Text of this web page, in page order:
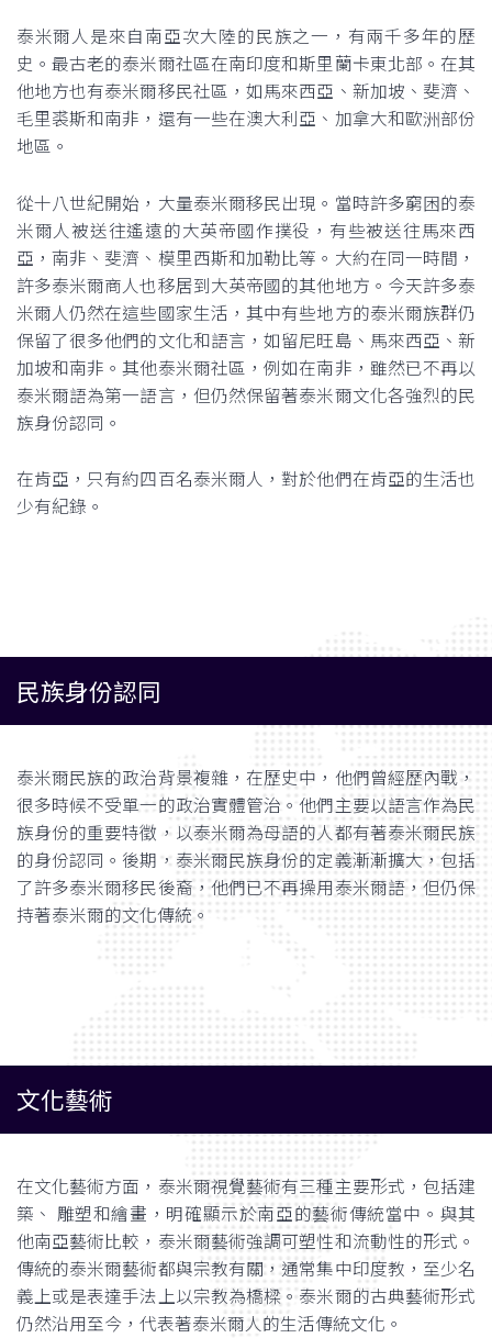
泰米爾人是來自南亞次大陸的民族之一，有兩千多年的歷
史。最古老的泰米爾社區在南印度和斯里蘭卡東北部。在其
他地方也有泰米爾移民社區，如馬來西亞、新加坡、斐濟、
毛里裘斯和南非，還有一些在澳大利亞、加拿大和歐洲部份
地區。
從十八世紀開始，大量泰米爾移民出現。當時許多窮困的泰
米爾人被送往遙遠的大英帝國作撲役，有些被送往馬來西
亞，南非、斐濟、模里西斯和加勒比等。大約在同一時間，
許多泰米爾商人也移居到大英帝國的其他地方。今天許多泰
米爾人仍然在這些國家生活，其中有些地方的泰米爾族群仍
保留了很多他們的文化和語言，如留尼旺島、馬來西亞、新
加坡和南非。其他泰米爾社區，例如在南非，雖然已不再以
泰米爾語為第一語言，但仍然保留著泰米爾文化各強烈的民
族身份認同。
在肯亞，只有約四百名泰米爾人，對於他們在肯亞的生活也
少有紀錄。
民族身份認同
泰米爾民族的政治背景複雜，在歷史中，他們曾經歷內戰，
很多時候不受單一的政治實體管治。他們主要以語言作為民
族身份的重要特徵，以泰米爾為母語的人都有著泰米爾民族
的身份認同。後期，泰米爾民族身份的定義漸漸擴大，包括
了許多泰米爾移民後裔，他們已不再操用泰米爾語，但仍保
持著泰米爾的文化傳統。
文化藝術
在文化藝術方面，泰米爾視覺藝術有三種主要形式，包括建
築、 雕塑和繪畫，明確顯示於南亞的藝術傳統當中。與其
他南亞藝術比較，泰米爾藝術強調可塑性和流動性的形式。
傳統的泰米爾藝術都與宗教有關，通常集中印度教，至少名
義上或是表達手法上以宗教為橋樑。泰米爾的古典藝術形式
仍然沿用至今，代表著泰米爾人的生活傳統文化。